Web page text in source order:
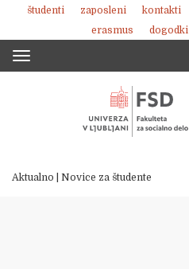
Skoči
vsebino
študenti zaposleni kontakti
erasmus
dogodki
Aktualno Novice za študente